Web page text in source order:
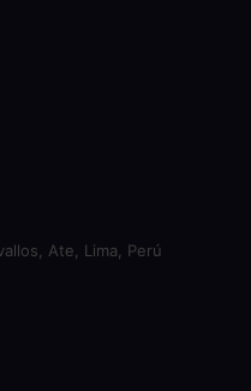
Ate, Lima, Perú